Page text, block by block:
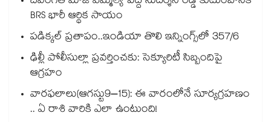
BRS భారీ ఆర్థిక సాయం
పడిక్కల్‌‌ ప్రతాపం..ఇండియా తొలి ఇన్నింగ్స్‌‌లో 357/6
ఢిల్లీ పోలీసుల్లా ప్రవర్తించకు: సెక్యూరిటీ సిబ్బందిపై
ఆగ్రహం
వారఫలాలు(ఆగస్టు9–15): ఈ వారంలోనే సూర్యగ్రహణం
.. ఏ రాశి వారికి ఎలా ఉంటుంది!